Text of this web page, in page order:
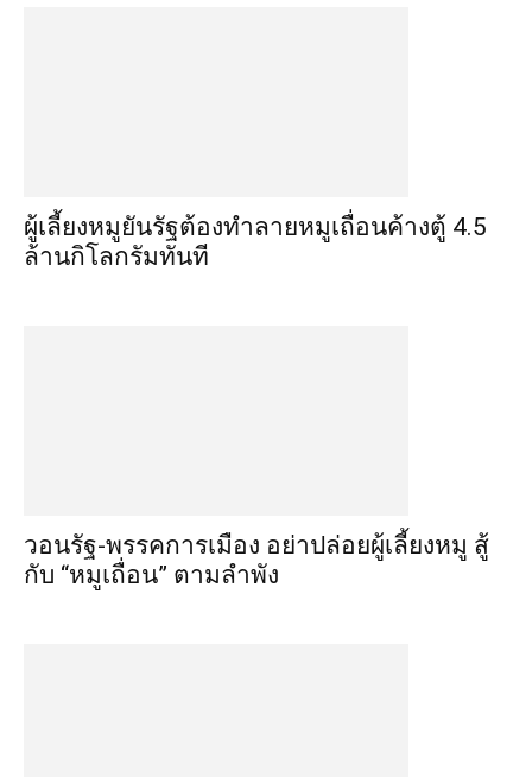
ผู้เลี้ยงหมูยันรัฐต้องทำลายหมูเถื่อนค้างตู้ 4.5
ล้านกิโลกรัมทันที
วอนรัฐ-พรรคการเมือง อย่าปล่อยผู้เลี้ยงหมู สู้
กับ “หมูเถื่อน” ตามลำพัง